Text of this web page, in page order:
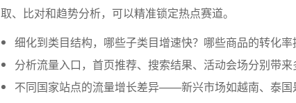
取、比对和趋势分析，可以精准锁定热点赛道。
细化到类目结构，哪些子类目增速快？哪些商品的转化率
分析流量入口，首页推荐、搜索结果、活动会场分别带来
不同国家站点的流量增长差异——新兴市场如越南、泰国